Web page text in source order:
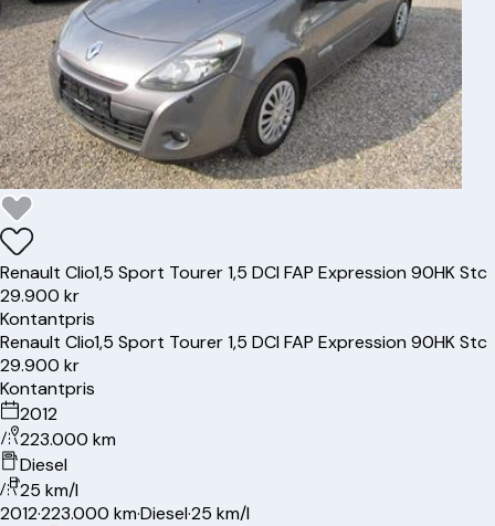
Renault Clio1,5 Sport Tourer 1,5 DCI FAP Expression 90HK Stc
29.900 kr
Kontantpris
Renault Clio1,5 Sport Tourer 1,5 DCI FAP Expression 90HK Stc
29.900 kr
Kontantpris
2012
223.000 km
Diesel
25 km/l
2012·223.000 km·Diesel·25 km/l